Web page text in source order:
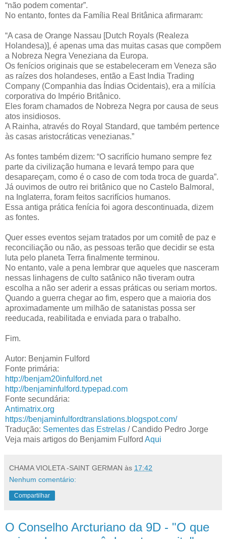
“não podem comentar”.
No entanto, fontes da Família Real Britânica afirmaram:
“A casa de Orange Nassau [Dutch Royals (Realeza
Holandesa)], é apenas uma das muitas casas que compõem
a Nobreza Negra Veneziana da Europa.
Os fenícios originais que se estabeleceram em Veneza são
as raízes dos holandeses, então a East India Trading
Company (Companhia das Índias Ocidentais), era a milícia
corporativa do Império Britânico.
Eles foram chamados de Nobreza Negra por causa de seus
atos insidiosos.
A Rainha, através do Royal Standard, que também pertence
às casas aristocráticas venezianas.”
As fontes também dizem: “O sacrifício humano sempre fez
parte da civilização humana e levará tempo para que
desapareçam, como é o caso de com toda troca de guarda”.
Já ouvimos de outro rei britânico que no Castelo Balmoral,
na Inglaterra, foram feitos sacrifícios humanos.
Essa antiga prática fenícia foi agora descontinuada, dizem
as fontes.
Quer esses eventos sejam tratados por um comitê de paz e
reconciliação ou não, as pessoas terão que decidir se esta
luta pelo planeta Terra finalmente terminou.
No entanto, vale a pena lembrar que aqueles que nasceram
nessas linhagens de culto satânico não tiveram outra
escolha a não ser aderir a essas práticas ou seriam mortos.
Quando a guerra chegar ao fim, espero que a maioria dos
aproximadamente um milhão de satanistas possa ser
reeducada, reabilitada e enviada para o trabalho.
Fim.
Autor: Benjamin Fulford
Fonte primária:
http://benjam20infulford.net
http://benjaminfulford.typepad.com
Fonte secundária:
Antimatrix.org
https://benjaminfulfordtranslations.blogspot.com/
Tradução: Sementes das Estrelas / Candido Pedro Jorge
Veja mais artigos do Benjamim Fulford Aqui
CHAMA VIOLETA -SAINT GERMAN às 17:42
Nenhum comentário:
Compartilhar
O Conselho Arcturiano da 9D - "O que